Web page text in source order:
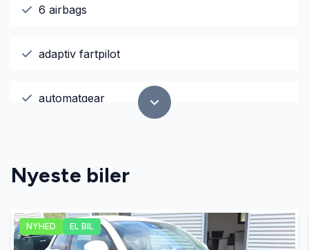
6 airbags
adaptiv fartpilot
automatgear
automatisk nedblændeligt bakspejl
AUX tilslutning
Nyeste biler
NYHED EL BIL